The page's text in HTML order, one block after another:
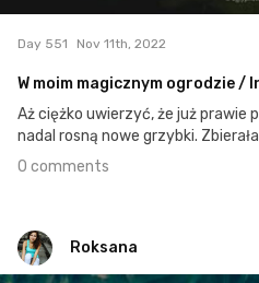
Day 551 Nov 11th, 2022
W moim magicznym ogrodzie /
Aż ciężko uwierzyć, że już prawie
nadal rosną nowe grzybki.
0 comments
Roksana